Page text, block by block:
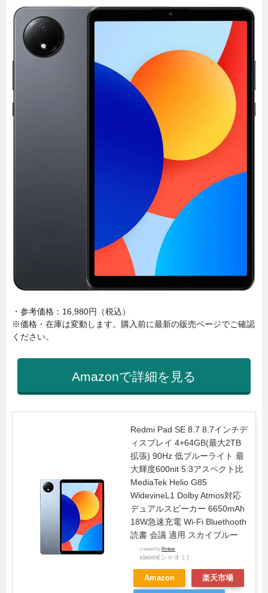
・参考価格：16,980円（税込）
※価格・在庫は変動します。購入前に最新の販売ページでご確認
ください。
Amazonで詳細を見る
Redmi Pad SE 8.7 8.7インチデ
ィスプレイ 4+64GB(最大2TB
拡張) 90Hz 低ブルーライト 最
大輝度600nit 5:3アスペクト比
MediaTek Helio G85
WidevineL1 Dolby Atmos対応
デュアルスピーカー 6650mAh
18W急速充電 Wi-Fi Bluethooth
読書 会議 適用 スカイブルー
created by Rinker
xiaomi(シャオミ)
Amazon 楽天市場